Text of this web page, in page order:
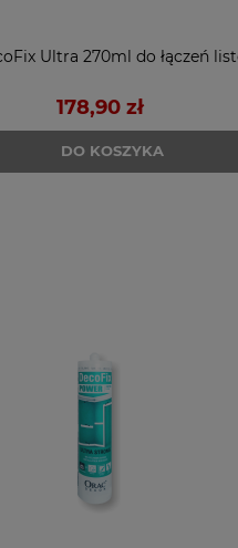
Ultra 270ml do łączeń
178,90 zł
DO KOSZYKA